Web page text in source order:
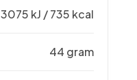
3075 kJ / 735 kcal
44 gram